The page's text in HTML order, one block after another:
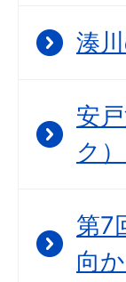
湊
安
ク
第7
向